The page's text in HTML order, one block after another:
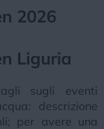
2026
Liguria
sugli eventi
descrizione
per avere una